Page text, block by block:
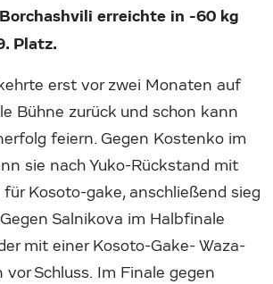
erreichte in -60 kg
Platz.
erst vor zwei Monaten auf
Bühne zurück und schon kann
feiern. Gegen Kostenko im
sie nach Yuko-Rückstand mit
Kosoto-gake, anschließend sieg
Salnikova im Halbfinale
mit einer Kosoto-Gake- Waza-
vor Schluss. Im Finale gegen